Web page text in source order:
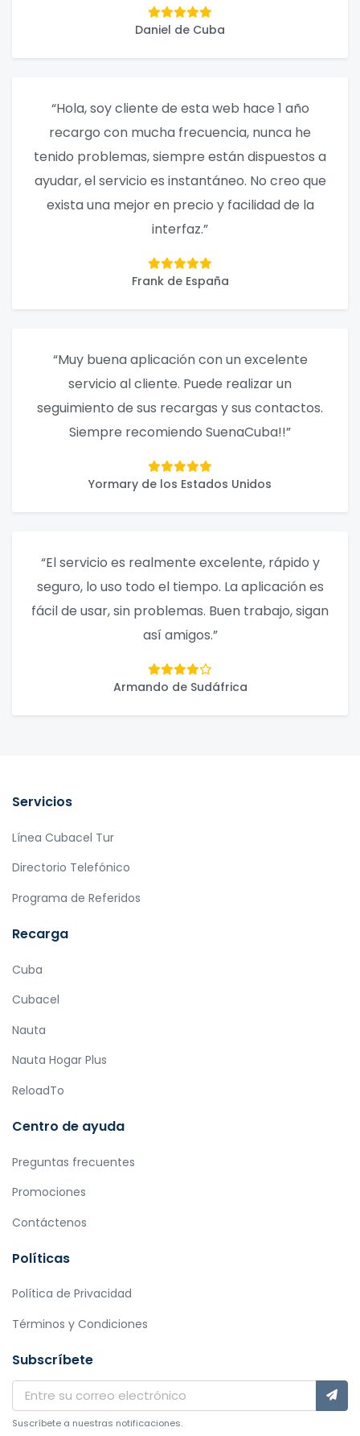
Daniel de Cuba
“Hola, soy cliente de esta web hace 1 año
recargo con mucha frecuencia, nunca he
tenido problemas, siempre están dispuestos a
ayudar, el servicio es instantáneo. No creo que
exista una mejor en precio y facilidad de la
interfaz.”
Frank de España
“Muy buena aplicación con un excelente
servicio al cliente. Puede realizar un
seguimiento de sus recargas y sus contactos.
Siempre recomiendo SuenaCuba!!”
Yormary de los Estados Unidos
“El servicio es realmente excelente, rápido y
seguro, lo uso todo el tiempo. La aplicación es
fácil de usar, sin problemas. Buen trabajo, sigan
así amigos.”
Armando de Sudáfrica
Servicios
Línea Cubacel Tur
Directorio Telefónico
Programa de Referidos
Recarga
Cuba
Cubacel
Nauta
Nauta Hogar Plus
ReloadTo
Centro de ayuda
Preguntas frecuentes
Promociones
Contáctenos
Políticas
Política de Privacidad
Términos y Condiciones
Subscríbete
Suscríbete a nuestras notificaciones.